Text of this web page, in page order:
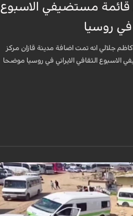
قائمة مستضيفي الاسبوع
في روسيا
جلالي انه تمت اضافة مدينة قازان مركز
الاسبوع الثقافي الايراني في روسيا موضحا